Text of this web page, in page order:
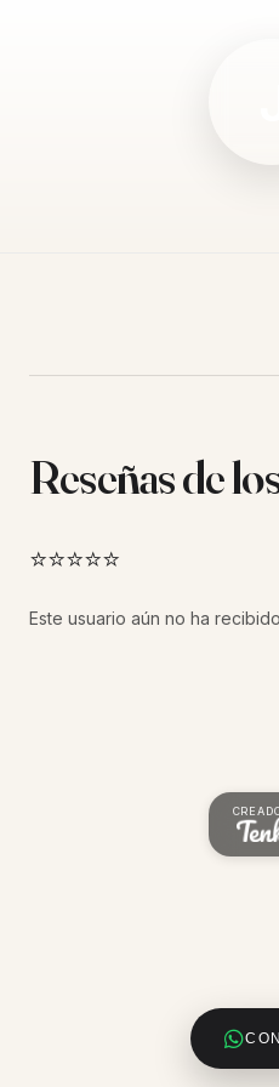
Reseñas de
⭐⭐⭐⭐⭐
Este usuario aún no ha